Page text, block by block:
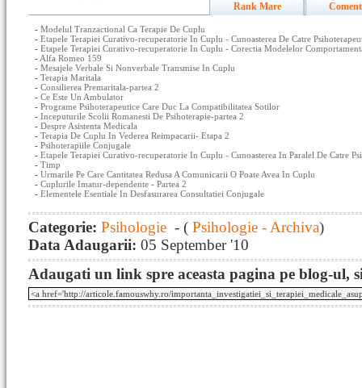
Rank Mare
- Modelul Tranzactional Ca Terapie De Cuplu
- Etapele Terapiei Curativo-recuperatorie In Cuplu - Cunoasterea De Catre
- Etapele Terapiei Curativo-recuperatorie In Cuplu - Corectia Modelelor
- Alfa Romeo 159
- Mesajele Verbale Si Nonverbale Transmise In Cuplu
- Terapia Maritala
- Consilierea Premaritala-partea 2
- Ce Este Un Ambulator
- Programe Psihoterapeutice Care Duc La Compatibilitatea Sotilor
- Inceputurile Scolii Romanesti De Psihoterapie-partea 2
- Despre Asistenta Medicala
- Terapia De Cuplu In Vederea Reimpacarii- Etapa 2
- Psihoterapiile Conjugale
- Etapele Terapiei Curativo-recuperatorie In Cuplu - Cunoasterea In Paralel De Catre
- Timp
- Urmarile Pe Care Cantitatea Redusa A Comunicarii O Poate Avea In Cuplu
- Cuplurile Imatur-dependente - Partea 2
- Elementele Esentiale In Desfasurarea Consultatiei Conjugale
Categorie: Psihologie - ( Psihologie - Archiva)
Data Adaugarii: 05 September '10
Adaugati un link spre aceasta pagina pe blog-ul,